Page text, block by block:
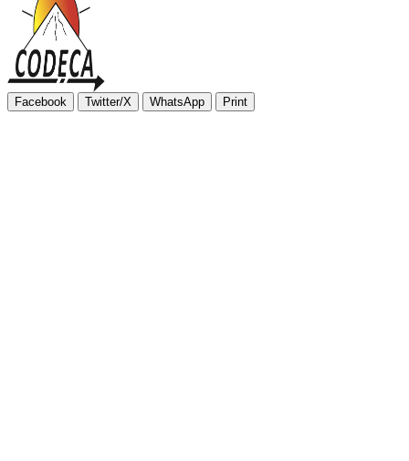
Facebook Twitter/X WhatsApp Print